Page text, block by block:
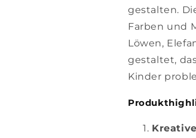
gestalten.
Farben und
Löwen,
gestaltet,
Kinder